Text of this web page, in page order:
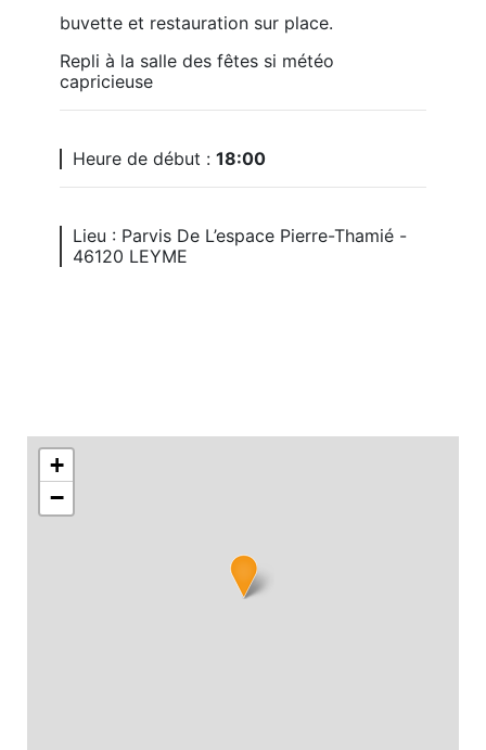
buvette et restauration sur place.
Repli à la salle des fêtes si météo
capricieuse
Heure de début : 18:00
Lieu : Parvis De L’espace Pierre-Thamié -
46120 LEYME
+
−